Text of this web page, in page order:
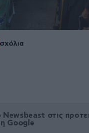
σχόλια
στις
Google